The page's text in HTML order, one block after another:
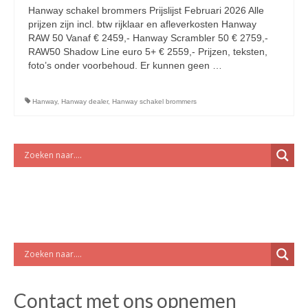
licht en geluidsapparatuur Inkoop-/verkoop verhuur
Hanway schakel brommers Prijslijst Februari 2026 Alle
prijzen zijn incl. btw rijklaar en afleverkosten Hanway
RAW 50 Vanaf € 2459,- Hanway Scrambler 50 € 2759,-
RAW50 Shadow Line euro 5+ € 2559,- Prijzen, teksten,
foto’s onder voorbehoud. Er kunnen geen …
Hanway, Hanway dealer, Hanway schakel brommers
Contact met ons opnemen